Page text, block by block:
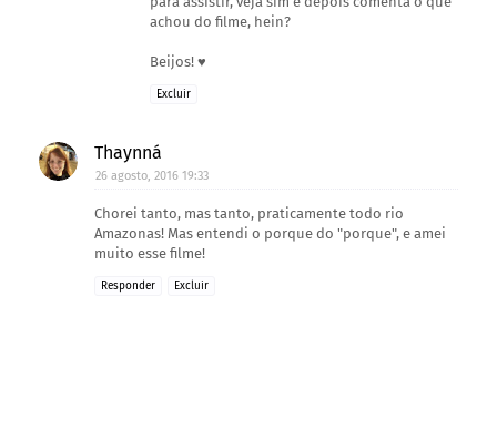
achou do filme, hein?
Beijos! ♥
Excluir
Thaynná
26 agosto, 2016 19:33
Chorei tanto, mas tanto, praticamente todo rio
Amazonas! Mas entendi o porque do "porque", e amei
muito esse filme!
Responder Excluir